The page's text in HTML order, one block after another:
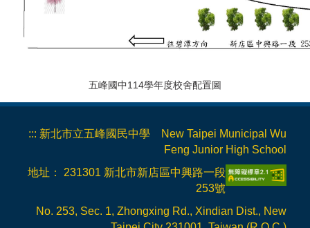
五峰國中114學年度校舍配置圖
::: 新北市立五峰國民中學 New Taipei Municipal Wu
Feng Junior High School
地址： 231301 新北市新店區中興路一段
253號
No. 253, Sec. 1, Zhongxing Rd., Xindian Dist., New